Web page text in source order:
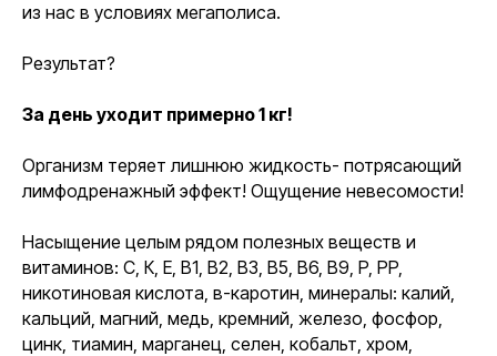
из нас в условиях мегаполиса.
Результат?
За день уходит примерно 1 кг!
Организм теряет лишнюю жидкость- потрясающий
лимфодренажный эффект! Ощущение невесомости!
Насыщение целым рядом полезных веществ и
витаминов: С, К, Е, В1, В2, В3, В5, В6, В9, P, PP,
никотиновая кислота, в-каротин, минералы: калий,
кальций, магний, медь, кремний, железо, фосфор,
цинк, тиамин, марганец, селен, кобальт, хром,